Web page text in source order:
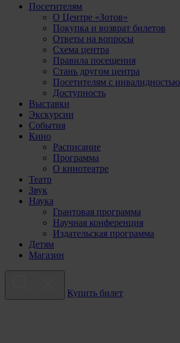
Посетителям
О Центре «Зотов»
Покупка и возврат билетов
Ответы на вопросы
Схема центра
Правила посещения
Стань другом центра
Посетителям с инвалидностью
Доступность
Выставки
Экскурсии
События
Кино
Расписание
Программа
О кинотеатре
Театр
Звук
Наука
Грантовая программа
Научная конференция
Издательская программа
Детям
Магазин
Купить билет